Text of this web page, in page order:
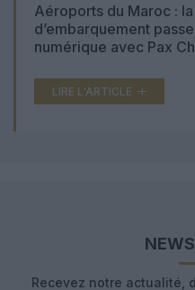
Aéroports du Maroc :
d’embarquement
numérique avec Pax
LIRE L'ARTICLE
Recevez notre actualité,